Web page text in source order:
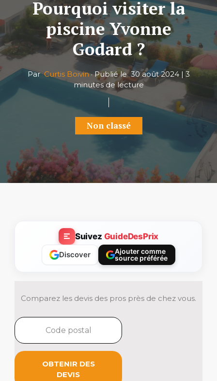
Pourquoi visiter la
piscine Yvonne
Godard ?
ParCurtis Boivin· Publié le30 août 2024 | 3
minutes de lecture
Non classé
Suivez GuideDesPrix
Discover
Ajouter comme
source préférée
Comparez les devis des pros près de chez vous.
OBTENIR DES
DEVIS